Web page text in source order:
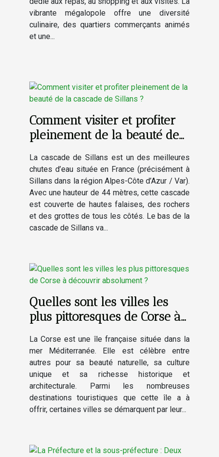
vibrante mégalopole offre une diversité
culinaire, des quartiers commerçants animés
et une...
Comment visiter et profiter
pleinement de la beauté de
La cascade de Sillans est un des meilleures
chutes d’eau située en France (précisément à
Sillans dans la région Alpes-Côte d’Azur / Var).
Avec une hauteur de 44 mètres, cette cascade
est couverte de hautes falaises, des rochers
et des grottes de tous les côtés. Le bas de la
cascade de Sillans va...
Quelles sont les villes les
plus pittoresques de Corse à
La Corse est une île française située dans la
mer Méditerranée. Elle est célèbre entre
autres pour sa beauté naturelle, sa culture
unique et sa richesse historique et
architecturale. Parmi les nombreuses
destinations touristiques que cette île a à
offrir, certaines villes se démarquent par leur...